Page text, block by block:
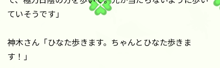
ていそうです」
神木さん「ひなた歩きます。ちゃんとひなた歩きま
す！」